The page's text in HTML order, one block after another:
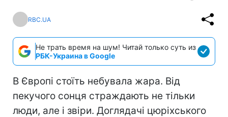
RBC.UA
Не трать время на шум! Читай только суть из
РБК-Украина в Google
В Європі стоїть небувала жара. Від
пекучого сонця страждають не тільки
люди, але і звіри. Доглядачі цюріхського